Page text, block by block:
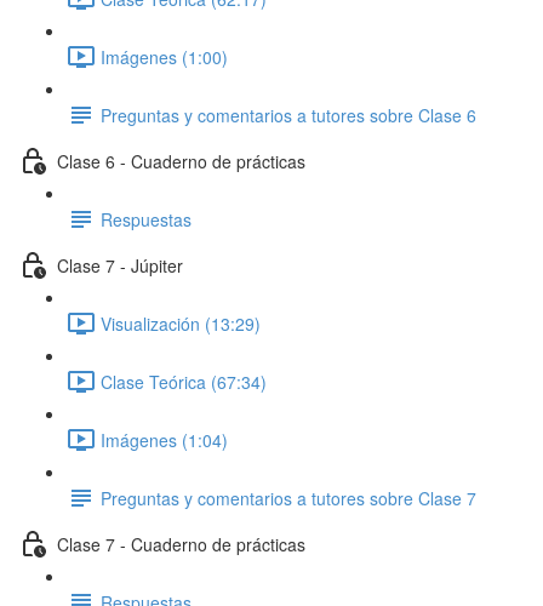
Imágenes (1:00)
Preguntas y comentarios a tutores sobre Clase 6
Clase 6 - Cuaderno de prácticas
Respuestas
Clase 7 - Júpiter
Visualización (13:29)
Clase Teórica (67:34)
Imágenes (1:04)
Preguntas y comentarios a tutores sobre Clase 7
Clase 7 - Cuaderno de prácticas